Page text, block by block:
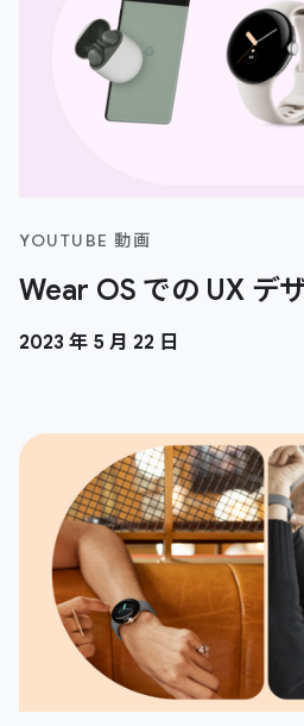
YOUTUBE 動画
Wear OS での UX デ
2023 年 5 月 22 日